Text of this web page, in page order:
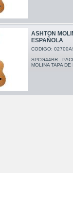
ASHTON
ESPAÑOLA
CODIGO:
SPCG44BR -
MOLINA TAPA